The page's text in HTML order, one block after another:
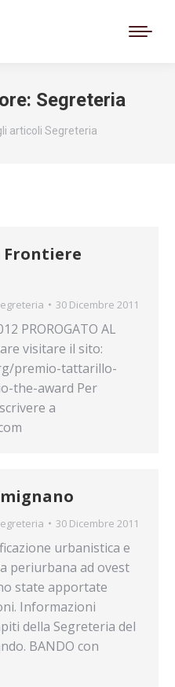
Segreteria
articoli Segreteria
Frontiere
30 Dicembre 2011
PROROGATO AL
visitare il sito:
premio-tattarillo-
the-award Per
a
30 Dicembre 2011
urbanistica e
periurbana ad ovest
state apportate
Informazioni
della Segreteria del
BANDO con